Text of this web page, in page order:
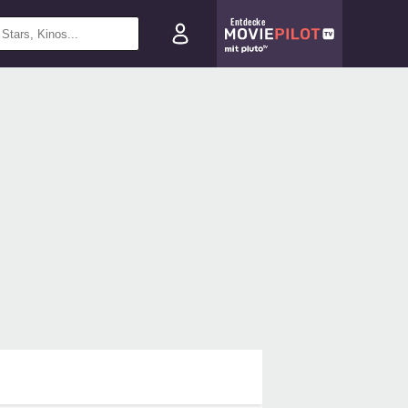
Entdecke